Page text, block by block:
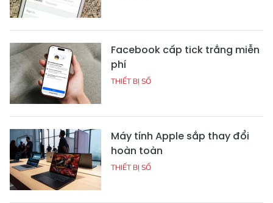
Facebook cấp tick trắng miễn
phí
THIẾT BỊ SỐ
Máy tính Apple sắp thay đổi
hoàn toàn
THIẾT BỊ SỐ